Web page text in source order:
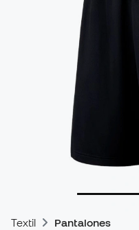
Textil Pantalones